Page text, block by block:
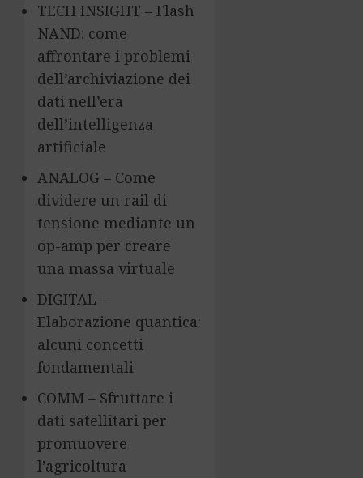
TECH INSIGHT – Flash
NAND: come
affrontare i problemi
dell’archiviazione dei
dati nell’era
dell’intelligenza
artificiale
ANALOG – Come
dividere un rail di
tensione mediante un
op-amp per creare
una massa virtuale
DIGITAL –
Elaborazione quantica:
alcuni concetti
fondamentali
COMM – Sfruttare i
dati satellitari per
promuovere
l’agricoltura